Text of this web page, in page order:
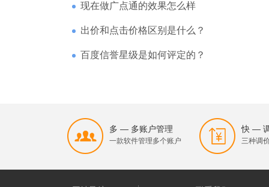
现在做广点通的效果怎么样
出价和点击价格区别是什么？
百度信誉星级是如何评定的？
多 — 多账户管理
一款软件管理多个账户
快 —
三种调